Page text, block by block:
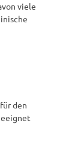
viele
den